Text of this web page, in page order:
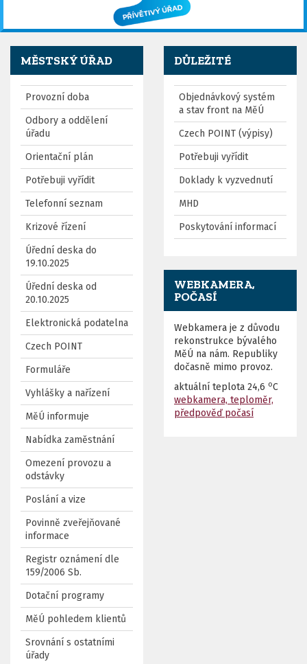
MĚSTSKÝ ÚŘAD
Provozní doba
Odbory a oddělení
úřadu
Orientační plán
Potřebuji vyřídit
Telefonní seznam
Krizové řízení
Úřední deska do
19.10.2025
Úřední deska od
20.10.2025
Elektronická podatelna
Czech POINT
Formuláře
Vyhlášky a nařízení
MěÚ informuje
Nabídka zaměstnání
Omezení provozu a
odstávky
Poslání a vize
Povinně zveřejňované
informace
Registr oznámení dle
159/2006 Sb.
Dotační programy
MěÚ pohledem klientů
Srovnání s ostatními
úřady
DŮLEŽITÉ
Objednávkový systém
a stav front na MěÚ
Czech POINT (výpisy)
Potřebuji vyřídit
Doklady k vyzvednutí
MHD
Poskytování informací
WEBKAMERA,
POČASÍ
Webkamera je z důvodu
rekonstrukce bývalého
MěÚ na nám. Republiky
dočasně mimo provoz.
aktuální teplota 24,6 oC
webkamera, teploměr,
předpověď počasí